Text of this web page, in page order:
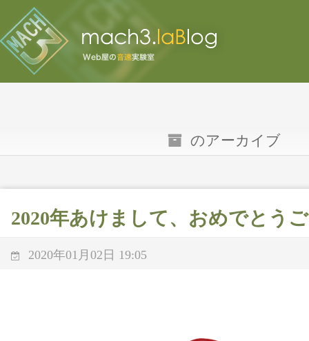
のアーカイブ
2020年あけまして、おめでとう
2020年01月02日 19:05